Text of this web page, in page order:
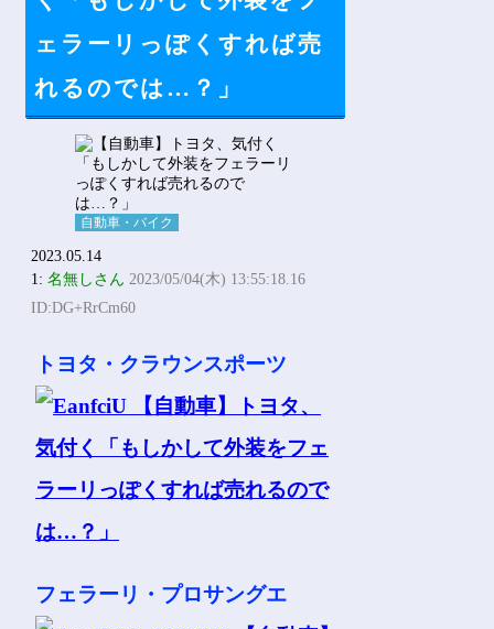
Powered by livedoor 相互RSS
ェラーリっぽくすれば売
れるのでは…？」
自動車・バイク
2023.05.14
1:名無しさん 2023/05/04(木) 13:55:18.16
ID:DG+RrCm60
トヨタ・クラウンスポーツ
フェラーリ・プロサングエ